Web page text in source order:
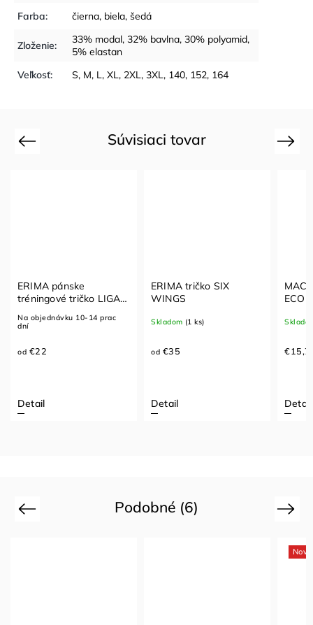
Farba: čierna, biela, šedá
Zloženie:
33% modal, 32% bavlna, 30% polyamid,
5% elastan
Veľkosť: S, M, L , XL , 2XL , 3XL , 140, 152, 164
Súvisiaci tovar
Previous
ERIMA pánske
tréningové tričko LIGA
Na objednávku 10-14 prac
dní
od €22
Detail
ERIMA tričko SIX
WINGS
Skladom (1 ks)
od €35
Detail
ECO
Detail
Next
Podobné (6)
Previous Next